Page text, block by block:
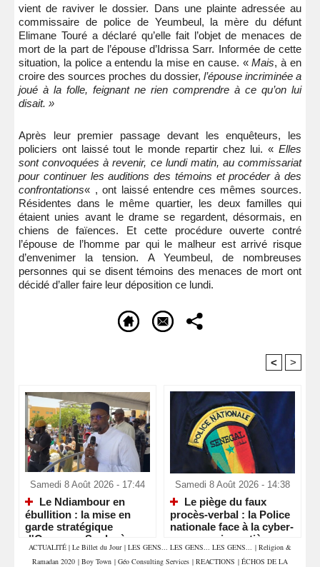
vient de raviver le dossier. Dans une plainte adressée au
commissaire de police de Yeumbeul, la mère du défunt
Elimane Touré a déclaré qu’elle fait l’objet de menaces de
mort de la part de l’épouse d’Idrissa Sarr. Informée de cette
situation, la police a entendu la mise en cause. «Mais, à en
croire des sources proches du dossier, l’épouse incriminée a
joué à la folle, feignant ne rien comprendre à ce qu’on lui
disait. »
Après leur premier passage devant les enquêteurs, les
policiers ont laissé tout le monde repartir chez lui. « Elles
sont convoquées à revenir, ce lundi matin, au commissariat
pour continuer les auditions des témoins et procéder à des
confrontations« , ont laissé entendre ces mêmes sources.
Résidentes dans le même quartier, les deux familles qui
étaient unies avant le drame se regardent, désormais, en
chiens de faïences. Et cette procédure ouverte contré
l’épouse de l’homme par qui le malheur est arrivé risque
d’envenimer la tension. A Yeumbeul, de nombreuses
personnes qui se disent témoins des menaces de mort ont
décidé d’aller faire leur déposition ce lundi.
< >
Samedi 8 Août 2026 - 17:44
Le Ndiambour en
ébullition : la mise en
garde stratégique
d'Ousmane Sonko à
Louga
Samedi 8 Août 2026 - 14:38
Le piège du faux
procès-verbal : la Police
nationale face à la cyber-
escroquerie routière
ACTUALITÉ | Le Billet du Jour | LES GENS... LES GENS... LES GENS... | Religion &
Ramadan 2020 | Boy Town | Géo Consulting Services | REACTIONS | ÉCHOS DE LA